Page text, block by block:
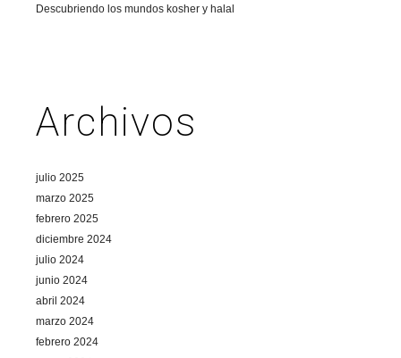
Descubriendo los mundos kosher y halal
Archivos
julio 2025
marzo 2025
febrero 2025
diciembre 2024
julio 2024
junio 2024
abril 2024
marzo 2024
febrero 2024